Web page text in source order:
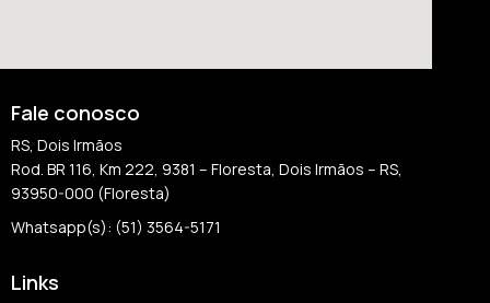
Fale conosco
RS, Dois Irmãos
Rod. BR 116, Km 222, 9381 – Floresta, Dois Irmãos – RS,
93950-000 (Floresta)
Whatsapp(s): (51) 3564-5171
Links